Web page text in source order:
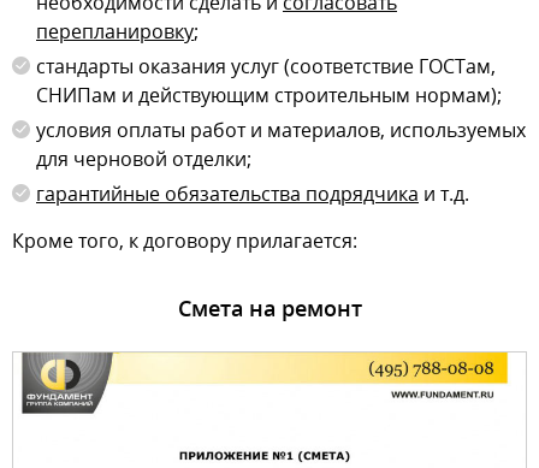
перепланировку;
стандарты оказания услуг (соответствие ГОСТам,
СНИПам и действующим строительным нормам);
условия оплаты работ и материалов, используемых
для черновой отделки;
гарантийные обязательства подрядчика и т.д.
Кроме того, к договору прилагается:
Смета на ремонт